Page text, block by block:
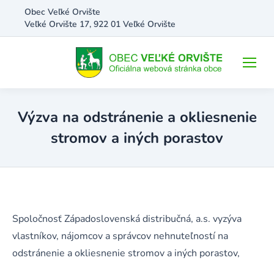
Obec Veľké Orvište
Veľké Orvište 17, 922 01 Veľké Orvište
Výzva na odstránenie a okliesnenie
stromov a iných porastov
Spoločnosť Západoslovenská distribučná, a.s. vyzýva
vlastníkov, nájomcov a správcov nehnuteľností na
odstránenie a okliesnenie stromov a iných porastov,